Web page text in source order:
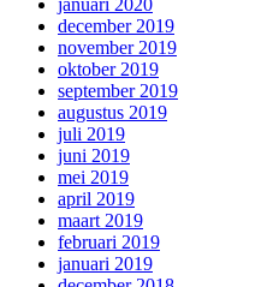
december 2019
november 2019
oktober 2019
september 2019
augustus 2019
juli 2019
juni 2019
mei 2019
april 2019
maart 2019
februari 2019
januari 2019